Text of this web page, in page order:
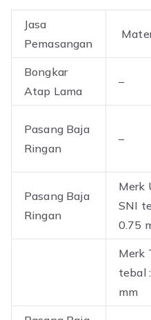
Jasa
Pemasangan
Bongkar
Atap Lama
–
Pasang Baja
Ringan
–
Pasang Baja
Ringan
Merk
SNI
0.75
Merk
tebal
mm